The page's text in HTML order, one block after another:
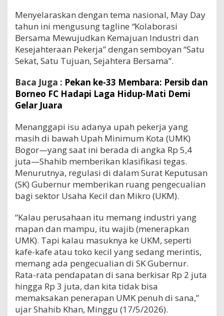
Menyelaraskan dengan tema nasional, May Day
tahun ini mengusung tagline “Kolaborasi
Bersama Mewujudkan Kemajuan Industri dan
Kesejahteraan Pekerja” dengan semboyan “Satu
Sekat, Satu Tujuan, Sejahtera Bersama”.
Baca Juga : Pekan ke-33 Membara: Persib dan
Borneo FC Hadapi Laga Hidup-Mati Demi
Gelar Juara
Menanggapi isu adanya upah pekerja yang
masih di bawah Upah Minimum Kota (UMK)
Bogor—yang saat ini berada di angka Rp 5,4
juta—Shahib memberikan klasifikasi tegas.
Menurutnya, regulasi di dalam Surat Keputusan
(SK) Gubernur memberikan ruang pengecualian
bagi sektor Usaha Kecil dan Mikro (UKM).
“Kalau perusahaan itu memang industri yang
mapan dan mampu, itu wajib (menerapkan
UMK). Tapi kalau masuknya ke UKM, seperti
kafe-kafe atau toko kecil yang sedang merintis,
memang ada pengecualian di SK Gubernur.
Rata-rata pendapatan di sana berkisar Rp 2 juta
hingga Rp 3 juta, dan kita tidak bisa
memaksakan penerapan UMK penuh di sana,”
ujar Shahib Khan, Minggu (17/5/2026).